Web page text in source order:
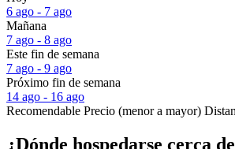
6 ago - 7 ago
Mañana
7 ago - 8 ago
Este fin de semana
7 ago - 9 ago
Próximo fin de semana
14 ago - 16 ago
Recomendable Precio (menor a mayor)
¿Dónde hospedarse cerca